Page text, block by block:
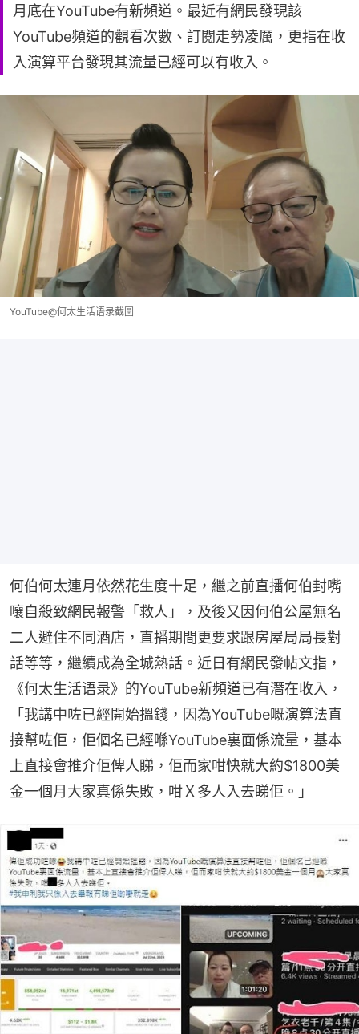
月底在YouTube有新頻道。最近有網民發現該
YouTube頻道的觀看次數、訂閱走勢凌厲，更指在收
入演算平台發現其流量已經可以有收入。
YouTube@何太生活语录截圖
何伯何太連月依然花生度十足，繼之前直播何伯封嘴
嚷自殺致網民報警「救人」，及後又因何伯公屋無名
二人避住不同酒店，直播期間更要求跟房屋局局長對
話等等，繼續成為全城熱話。近日有網民發帖文指，
《何太生活语录》的YouTube新頻道已有潛在收入，
「我講中咗已經開始搵錢，因為YouTube嘅演算法直
接幫咗佢，佢個名已經喺YouTube裏面係流量，基本
上直接會推介佢俾人睇，佢而家咁快就大約$1800美
金一個月大家真係失敗，咁Ｘ多人入去睇佢。」